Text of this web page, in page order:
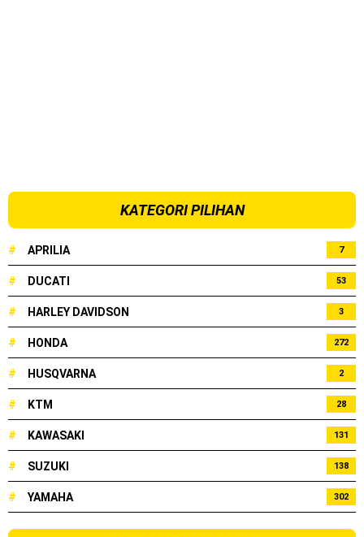
KATEGORI PILIHAN
# APRILIA 7
# DUCATI 53
# HARLEY DAVIDSON 3
# HONDA 272
# HUSQVARNA 2
# KTM 28
# KAWASAKI 131
# SUZUKI 138
# YAMAHA 302